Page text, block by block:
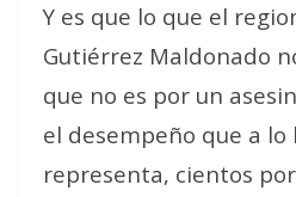
Y es que lo que el
Gutiérrez Maldonado
que no es por un
el desempeño que a lo
representa, cientos